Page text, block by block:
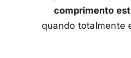
comprimento
quando totalmente